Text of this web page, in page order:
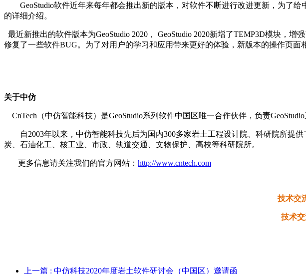
GeoStudio软件近年来每年都会推出新的版本，对软件不断进行改进更新，为了
的详细介绍。
最近新推出的软件版本为GeoStudio 2020， GeoStudio 2020新增了TEMP3D模块，
修复了一些软件BUG。为了对用户的学习和应用带来更好的体验，新版本的操作页面
关于中仿
CnTech （中仿智能科技）是GeoStudio系列软件中国区唯一合作伙伴，负责
自2003年以来，中仿智能科技先后为国内300多家岩土工程设计院、科研院所提
炭、石油化工、核工业、市政、轨道交通、文物保护、高校等科研院所。
更多信息请关注我们的官方网站： http://www.cntech.com
技术交
技术
上一篇 : 中仿科技2020年度岩土软件研讨会（中国区）邀请函